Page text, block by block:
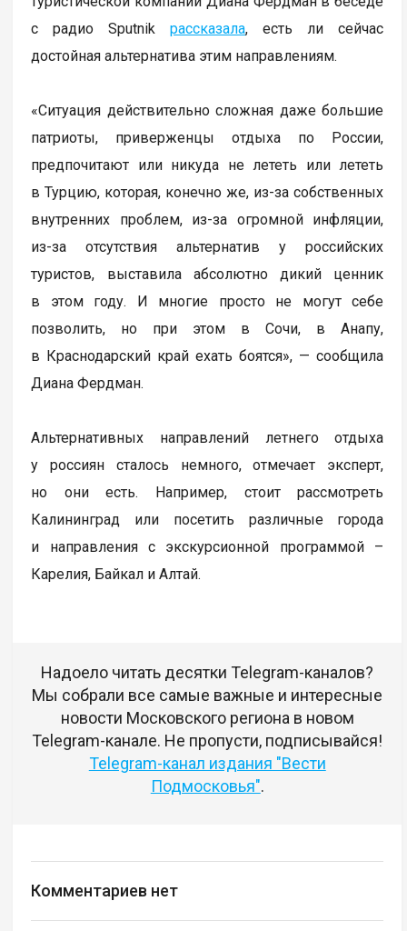
с радио Sputnikрассказала, есть ли сейчас
достойная альтернатива этим направлениям.
«Ситуация действительно сложная даже большие
патриоты, приверженцы отдыха по России,
предпочитают или никуда не лететь или лететь
в Турцию, которая, конечно же, из-за собственных
внутренних проблем, из-за огромной инфляции,
из-за отсутствия альтернатив у российских
туристов, выставила абсолютно дикий ценник
в этом году. И многие просто не могут себе
позволить, но при этом в Сочи, в Анапу,
в Краснодарский край ехать боятся», — сообщила
Диана Фердман.
Альтернативных направлений летнего отдыха
у россиян сталось немного, отмечает эксперт,
но они есть. Например, стоит рассмотреть
Калининград или посетить различные города
и направления с экскурсионной программой –
Карелия, Байкал и Алтай.
Надоело читать десятки Telegram-каналов?
Мы собрали все самые важные и интересные
новости Московского региона в новом
Telegram-канале. Не пропусти, подписывайся!
Telegram-канал издания "Вести
Подмосковья".
Комментариев нет